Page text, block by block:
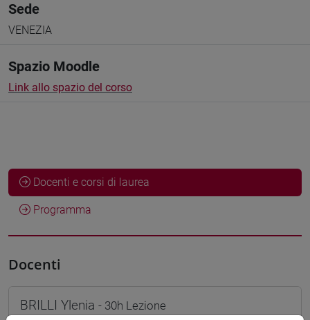
Sede
VENEZIA
Spazio Moodle
Link allo spazio del corso
Docenti e corsi di laurea
Programma
Docenti
BRILLI Ylenia - 30h Lezione